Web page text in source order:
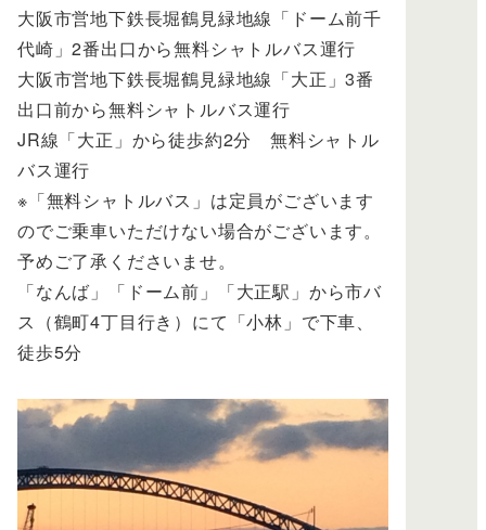
大阪市営地下鉄長堀鶴見緑地線「ドーム前千
代崎」2番出口から無料シャトルバス運行
大阪市営地下鉄長堀鶴見緑地線「大正」3番
出口前から無料シャトルバス運行
JR線「大正」から徒歩約2分 無料シャトル
バス運行
※「無料シャトルバス」は定員がございます
のでご乗車いただけない場合がございます。
予めご了承くださいませ。
「なんば」「ドーム前」「大正駅」から市バ
ス（鶴町4丁目行き）にて「小林」で下車、
徒歩5分